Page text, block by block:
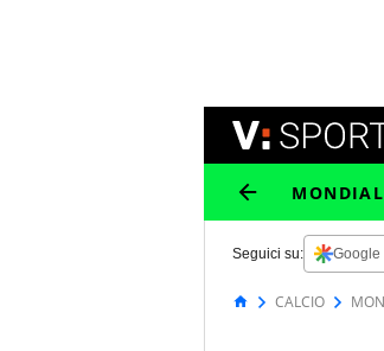
Seguici su: Google
CALCIO